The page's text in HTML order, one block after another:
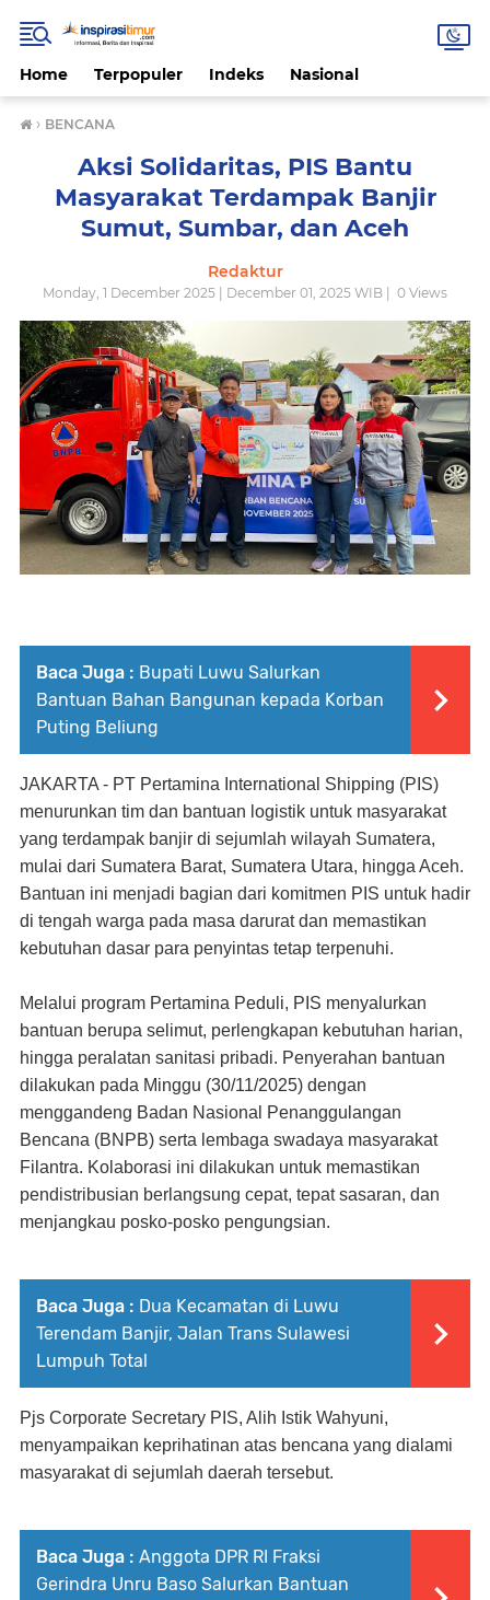
Home Terpopuler Indeks Nasional
› BENCANA
Aksi Solidaritas, PIS Bantu
Masyarakat Terdampak Banjir
Sumut, Sumbar, dan Aceh
Redaktur
Monday, 1 December 2025 | December 01, 2025 WIB | 0 Views
Baca Juga : Bupati Luwu Salurkan
Bantuan Bahan Bangunan kepada Korban
Puting Beliung
JAKARTA - PT Pertamina International Shipping (PIS)
menurunkan tim dan bantuan logistik untuk masyarakat
yang terdampak banjir di sejumlah wilayah Sumatera,
mulai dari Sumatera Barat, Sumatera Utara, hingga Aceh.
Bantuan ini menjadi bagian dari komitmen PIS untuk hadir
di tengah warga pada masa darurat dan memastikan
kebutuhan dasar para penyintas tetap terpenuhi.
Melalui program Pertamina Peduli, PIS menyalurkan
bantuan berupa selimut, perlengkapan kebutuhan harian,
hingga peralatan sanitasi pribadi. Penyerahan bantuan
dilakukan pada Minggu (30/11/2025) dengan
menggandeng Badan Nasional Penanggulangan
Bencana (BNPB) serta lembaga swadaya masyarakat
Filantra. Kolaborasi ini dilakukan untuk memastikan
pendistribusian berlangsung cepat, tepat sasaran, dan
menjangkau posko-posko pengungsian.
Baca Juga : Dua Kecamatan di Luwu
Terendam Banjir, Jalan Trans Sulawesi
Lumpuh Total
Pjs Corporate Secretary PIS, Alih Istik Wahyuni,
menyampaikan keprihatinan atas bencana yang dialami
masyarakat di sejumlah daerah tersebut.
Baca Juga : Anggota DPR RI Fraksi
Gerindra Unru Baso Salurkan Bantuan